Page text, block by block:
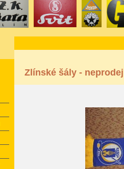
Zlínské šály -